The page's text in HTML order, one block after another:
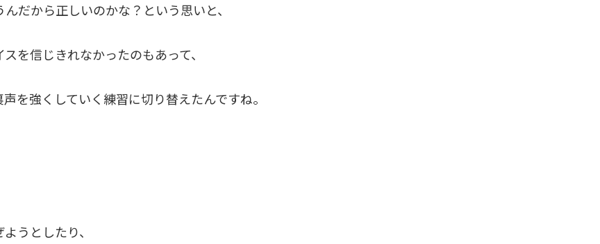
だから正しいのかな？という思いと、
を信じきれなかったのもあって、
を強くしていく練習に切り替えたんですね。
うとしたり、